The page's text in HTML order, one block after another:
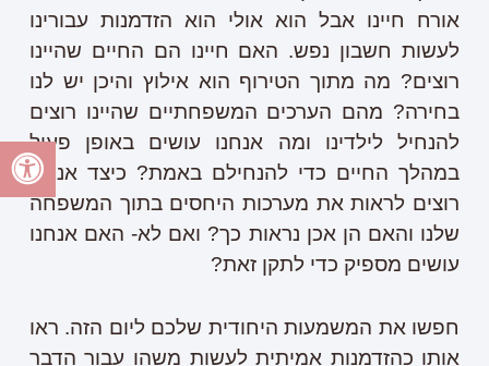
אורח חיינו אבל הוא אולי הוא הזדמנות עבורינו
לעשות חשבון נפש. האם חיינו הם החיים שהיינו
רוצים? מה מתוך הטירוף הוא אילוץ והיכן יש לנו
בחירה? מהם הערכים המשפחתיים שהיינו רוצים
להנחיל לילדינו ומה אנחנו עושים באופן פעיל
במהלך החיים כדי להנחילם באמת? כיצד אנחנו
רוצים לראות את מערכות היחסים בתוך המשפחה
שלנו והאם הן אכן נראות כך? ואם לא- האם אנחנו
עושים מספיק כדי לתקן זאת?
חפשו את המשמעות היחודית שלכם ליום הזה. ראו
אותו כהזדמנות אמיתית לעשות משהו עבור הדבר